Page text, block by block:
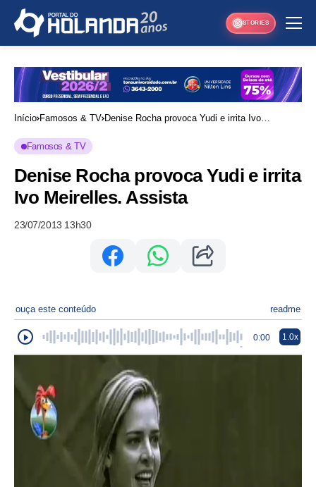
STORIES
Início Famosos & TV Denise Rocha provoca Yudi e irrita Ivo
Famosos & TV
Denise Rocha provoca Yudi e irrita
Ivo Meirelles. Assista
23/07/2013 13h30
ouça este conteúdo readme
0:00 1.0x